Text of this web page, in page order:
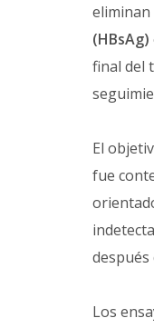
eliminan
(HBsAg)
final del
El
fue
Los